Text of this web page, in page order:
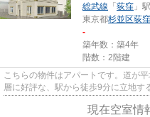
総武線 「 荻窪 」
東京都杉並区荻窪
-
築年数：築4年
階数：2階建
こちらの物件はアパートです。道が
層に好評な、駅から徒歩9分に立地
現在空室情